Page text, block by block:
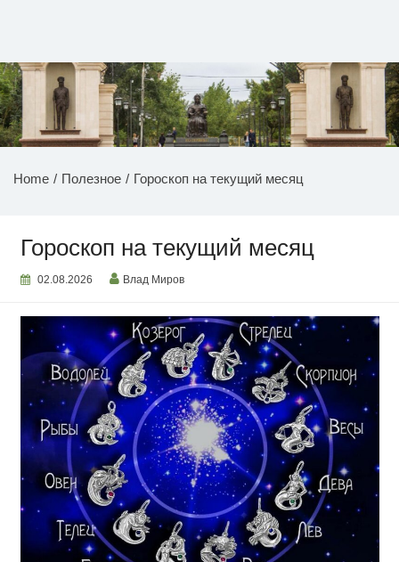
НОВОСТИ ПРИДНЕСТРОВЬЯ
Home Полезное Гороскоп на текущий месяц
Гороскоп на текущий месяц
02.08.2026 Влад Миров